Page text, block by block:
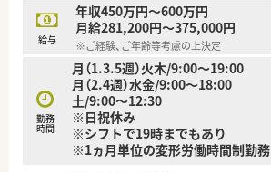
給与
年収450万円～600万円
月給281,200円～375,000円
※ご経験、ご年齢等考慮の上決定
勤務
時間
月（1.3.5週）火木/9:00～19:00
月（2.4週）水金/9:00～18:00
土/9:00～12:30
※日祝休み
※シフトで19時までもあり
※1ヵ月単位の変形労働時間制勤務